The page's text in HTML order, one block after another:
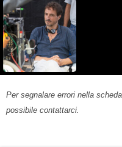
Per segnalare errori nella
possibile contattarci.